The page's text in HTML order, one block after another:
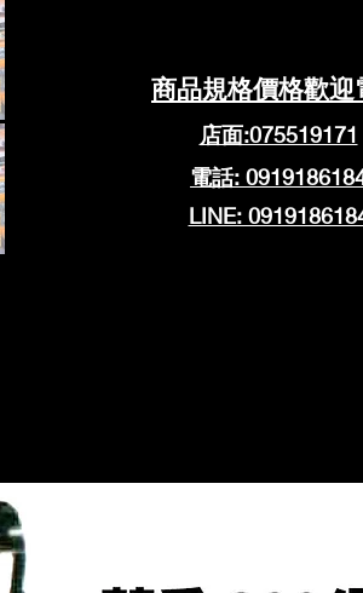
商品規格價格歡迎
店面:075519171
電話:
​LINE: